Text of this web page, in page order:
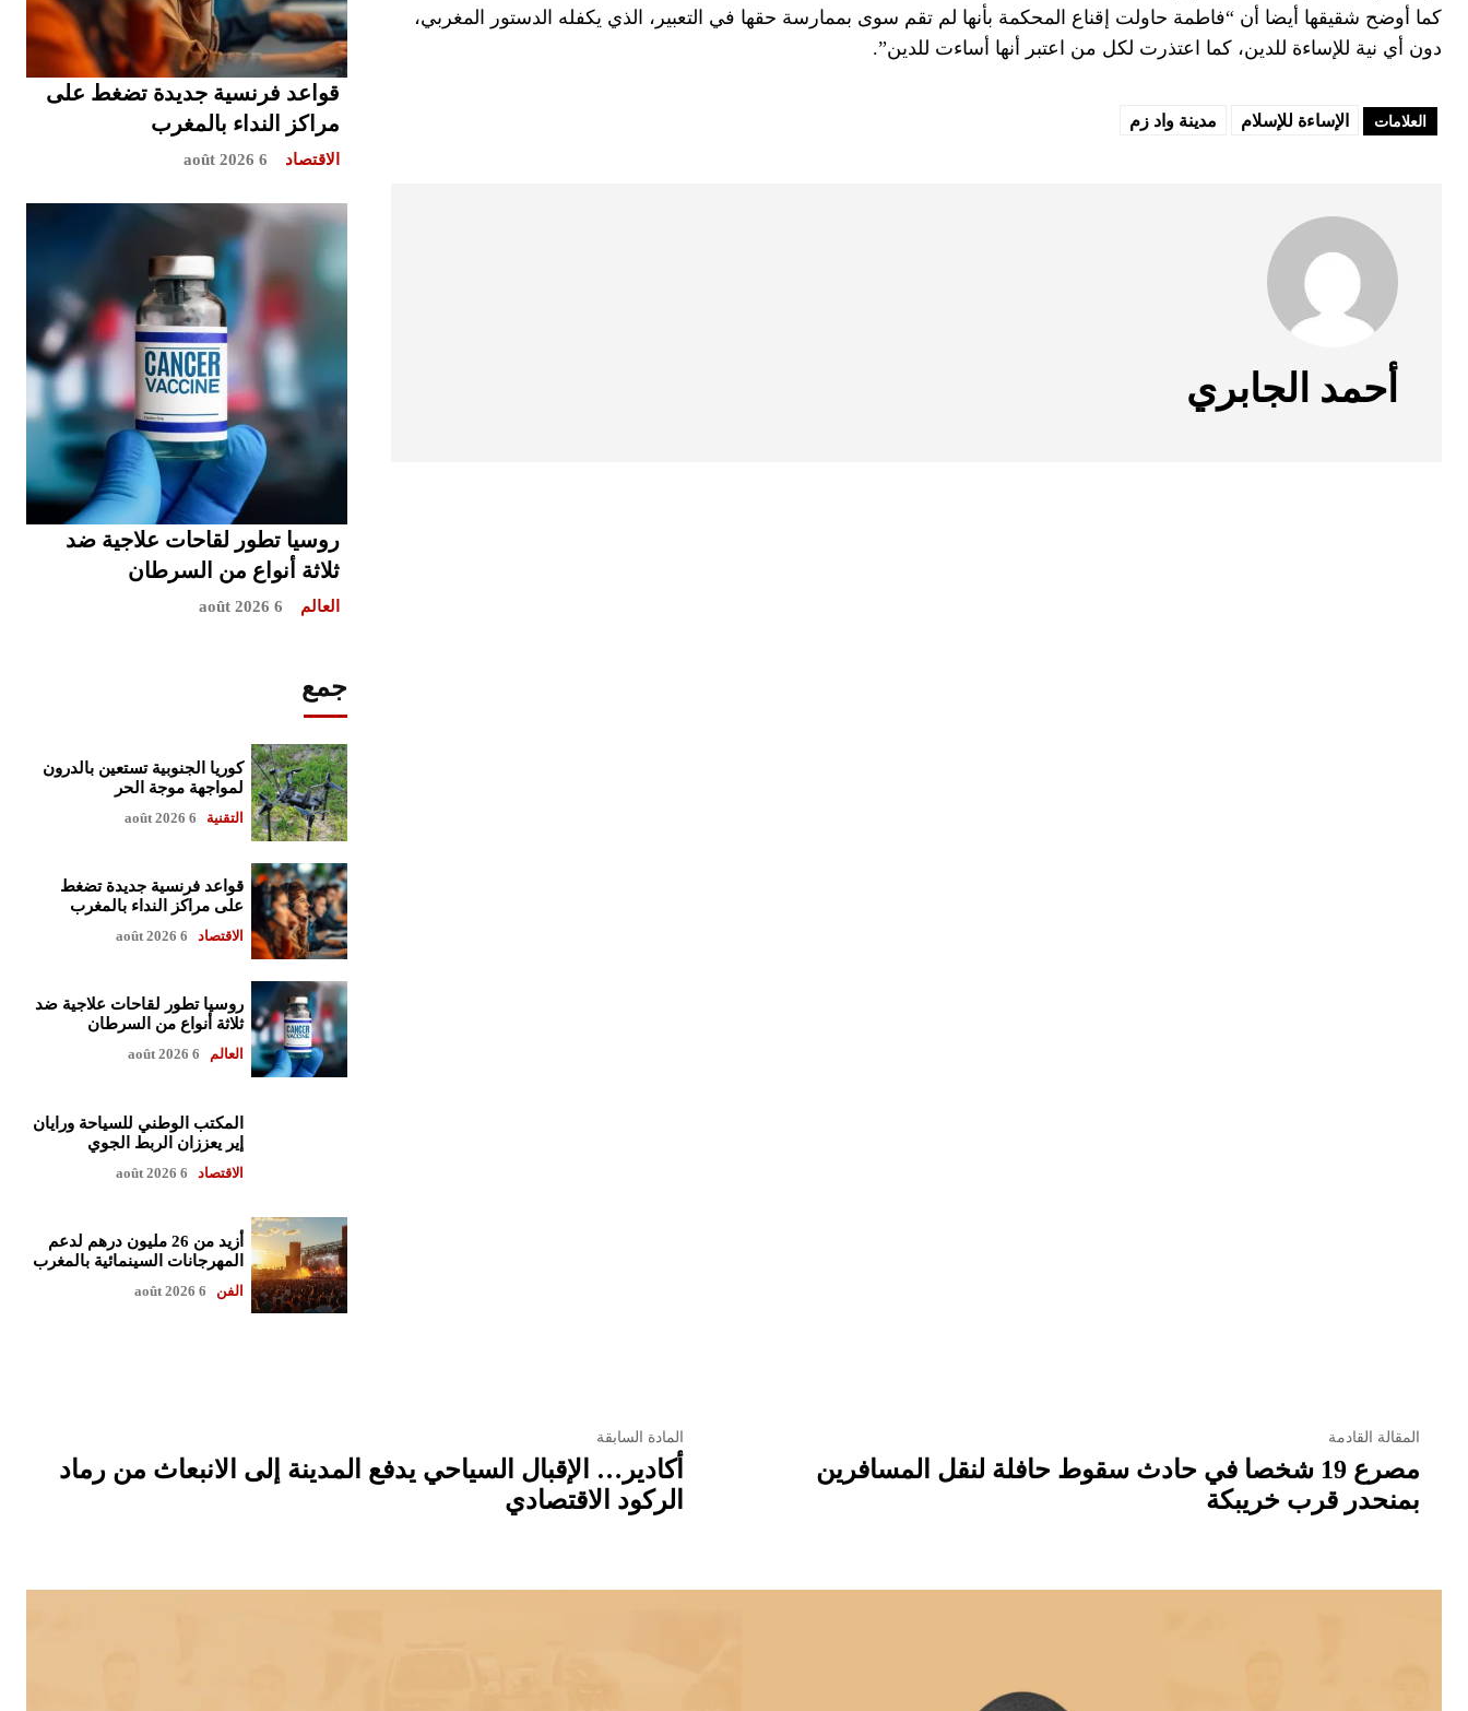
قواعد فرنسية جديدة تضغط على
مراكز النداء بالمغرب
الاقتصاد 6 août 2026
روسيا تطور لقاحات علاجية ضد
ثلاثة أنواع من السرطان
العالم 6 août 2026
جمع
كوريا الجنوبية تستعين بالدرون
لمواجهة موجة الحر
التقنية 6 août 2026
قواعد فرنسية جديدة تضغط
على مراكز النداء بالمغرب
الاقتصاد 6 août 2026
روسيا تطور لقاحات علاجية ضد
ثلاثة أنواع من السرطان
العالم 6 août 2026
المكتب الوطني للسياحة ورايان
إير يعززان الربط الجوي
الاقتصاد 6 août 2026
أزيد من 26 مليون درهم لدعم
المهرجانات السينمائية بالمغرب
الفن 6 août 2026
كما أوضح شقيقها أيضا أن “فاطمة حاولت إقناع المحكمة بأنها لم تقم سوى بممارسة حقها في التعبير، الذي يكفله الدستور المغربي،
دون أي نية للإساءة للدين، كما اعتذرت لكل من اعتبر أنها أساءت للدين”.
العلامات الإساءة للإسلام مدينة واد زم
أحمد الجابري
المادة السابقة
أكادير… الإقبال السياحي يدفع المدينة إلى الانبعاث من رماد
الركود الاقتصادي
المقالة القادمة
مصرع 19 شخصا في حادث سقوط حافلة لنقل المسافرين
بمنحدر قرب خريبكة